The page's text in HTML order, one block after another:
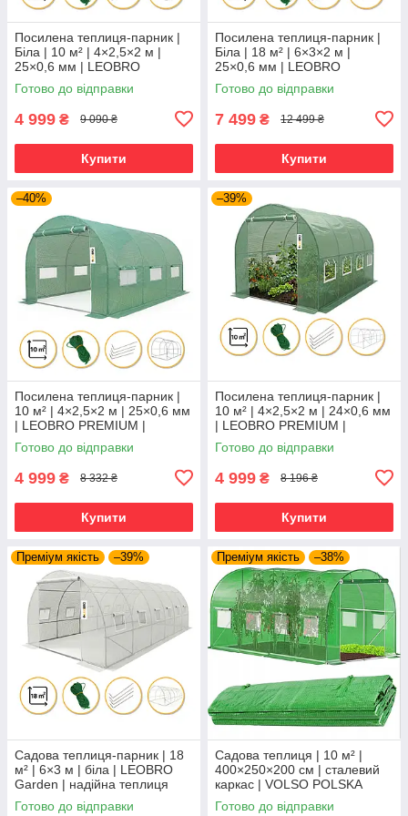
Посилена теплиця-парник |
Біла | 10 м² | 4×2,5×2 м |
25×0,6 мм | LEOBRO
PREMIUM | армована
трьорхшарова плівка |
Готово до відправки
4 999 ₴ 9 090 ₴
Купити
Посилена теплиця-парник |
Біла | 18 м² | 6×3×2 м |
25×0,6 мм | LEOBRO
PREMIUM | армована
трьорхшарова плівка |
Готово до відправки
7 499 ₴ 12 499 ₴
Купити
–40%
Посилена теплиця-парник |
10 м² | 4×2,5×2 м | 25×0,6 мм
| LEOBRO PREMIUM |
армована трьорхшарова
плівка | сталевий каркас
Готово до відправки
4 999 ₴ 8 332 ₴
Купити
–39%
Посилена теплиця-парник |
10 м² | 4×2,5×2 м | 24×0,6 мм
| LEOBRO PREMIUM |
армована трьорхшарова
плівка | сталевий каркас
Готово до відправки
4 999 ₴ 8 196 ₴
Купити
Преміум якість –39%
Садова теплиця-парник | 18
м² | 6×3 м | біла | LEOBRO
Garden | надійна теплиця
для врожаю круглий сезон
Готово до відправки
Преміум якість –38%
Садова теплиця | 10 м² |
400×250×200 см | сталевий
каркас | VOLSO POLSKA
Готово до відправки